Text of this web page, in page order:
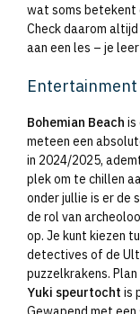
wat soms betekent
Check daarom
aan een les – je
Bohemian Beach is
meteen een
in 2024/2025,
plek om te chillen
onder jullie is er de
de rol van
op. Je kunt kiezen
detectives of de
puzzelkrakens.
Yuki speurtocht is